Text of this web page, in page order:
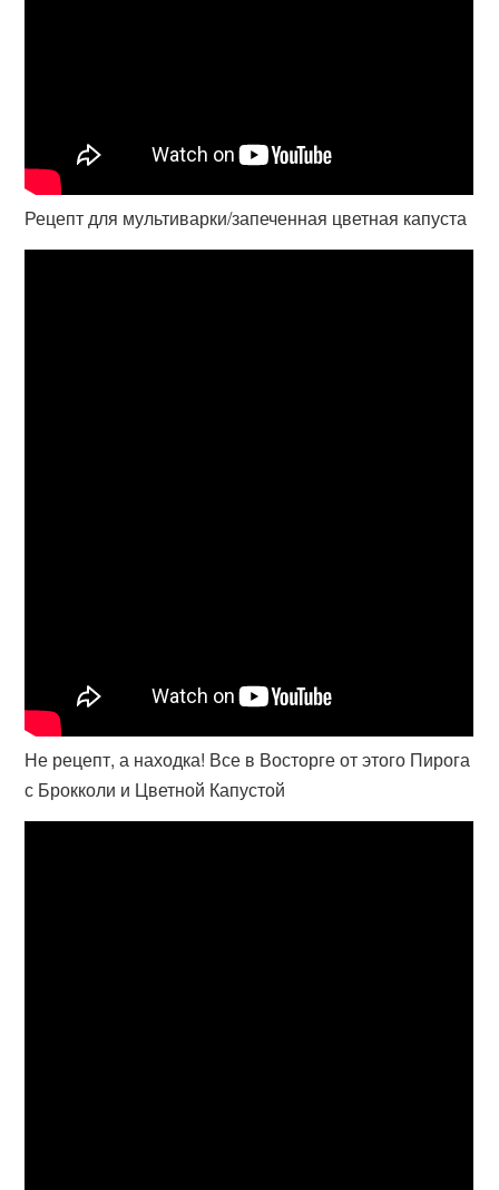
Рецепт для мультиварки/запеченная цветная капуста
Не рецепт, а находка! Все в Восторге от этого Пирога
с Брокколи и Цветной Капустой